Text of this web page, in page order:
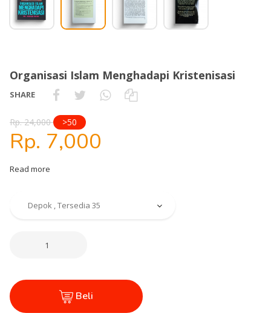
Organisasi Islam Menghadapi Kristenisasi
SHARE
Rp. 24,000 >50
Rp. 7,000
Read more
Beli